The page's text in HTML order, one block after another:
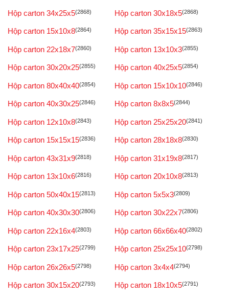
Hộp carton 34x25x5(2868) Hộp carton 30x18x5(2868)
Hộp carton 15x10x8(2864) Hộp carton 35x15x15(2863)
Hộp carton 22x18x7(2860) Hộp carton 13x10x3(2855)
Hộp carton 30x20x25(2855) Hộp carton 40x25x5(2854)
Hộp carton 80x40x40(2854) Hộp carton 15x10x10(2846)
Hộp carton 40x30x25(2846) Hộp carton 8x8x5(2844)
Hộp carton 12x10x8(2843) Hộp carton 25x25x20(2841)
Hộp carton 15x15x15(2836) Hộp carton 28x18x8(2830)
Hộp carton 43x31x9(2818) Hộp carton 31x19x8(2817)
Hộp carton 13x10x6(2816) Hộp carton 20x10x8(2813)
Hộp carton 50x40x15(2813) Hộp carton 5x5x3(2809)
Hộp carton 40x30x30(2806) Hộp carton 30x22x7(2806)
Hộp carton 22x16x4(2803) Hộp carton 66x66x40(2802)
Hộp carton 23x17x25(2799) Hộp carton 25x25x10(2798)
Hộp carton 26x26x5(2798) Hộp carton 3x4x4(2794)
Hộp carton 30x15x20(2793) Hộp carton 18x10x5(2791)